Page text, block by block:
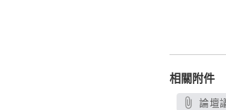
相關附件
論壇